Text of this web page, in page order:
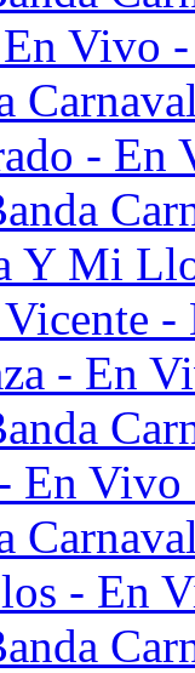
Vivo
- En
Y Mi
-
- En
Vivo
- En